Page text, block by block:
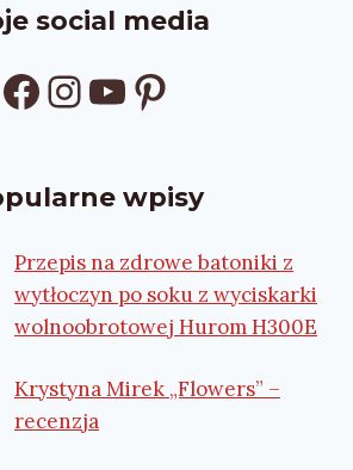
social media
Facebook
Instagram
YouTube
Pinterest
wpisy
Przepis na zdrowe batoniki z
wytłoczyn po soku z wyciskarki
wolnoobrotowej Hurom H300E
Krystyna Mirek „Flowers” –
recenzja